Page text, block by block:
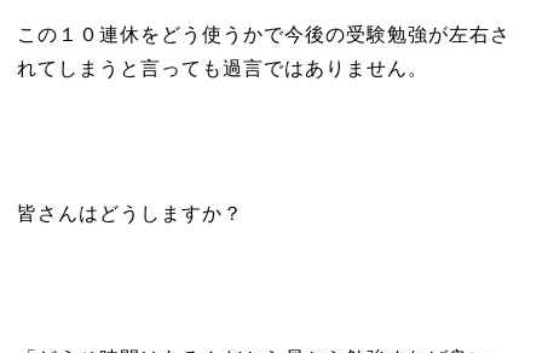
この１０連休をどう使うかで今後の受験勉強が左右さ
れてしまうと言っても過言ではありません。
皆さんはどうしますか？